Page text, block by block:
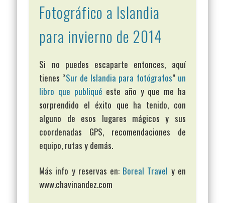
Fotográfico a Islandia
para invierno de 2014
Si no puedes escaparte entonces, aquí
tienes “Sur de Islandia para fotógrafos” un
libro que publiqué este año y que me ha
sorprendido el éxito que ha tenido, con
alguno de esos lugares mágicos y sus
coordenadas GPS, recomendaciones de
equipo, rutas y demás.
Más info y reservas en: Boreal Travel y en
www.chavinandez.com